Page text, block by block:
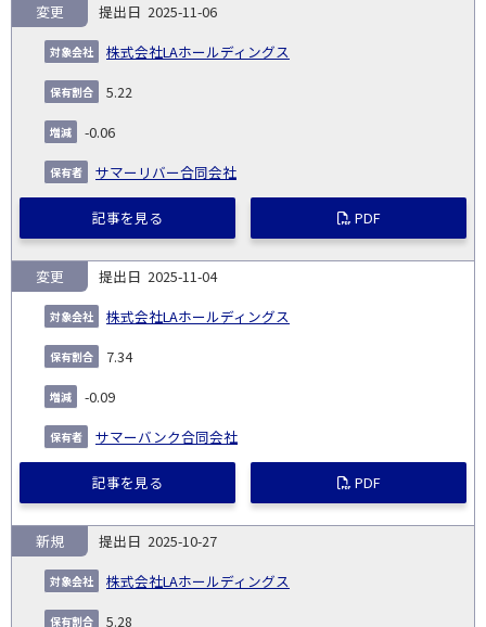
2025-11-06
株式会社LAホールディングス
変更
5.22
-0.06
サマーリバー合同会社
記事を見る PDF
2025-11-04
株式会社LAホールディングス
変更
7.34
-0.09
サマーバンク合同会社
記事を見る PDF
2025-10-27
株式会社LAホールディングス
新規
5.28